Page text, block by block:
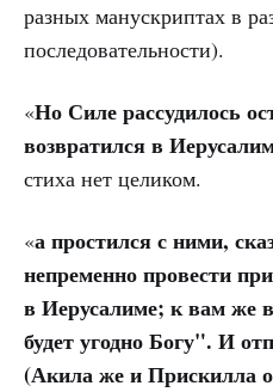
разных манускриптах в
последовательности).
«Но Силе рассудилось
возвратился в
стиха нет целиком.
«а простился с ними,
непременно провести
в Иерусалиме; к вам же
будет угодно Богу". И
(Акила же и Прискилла